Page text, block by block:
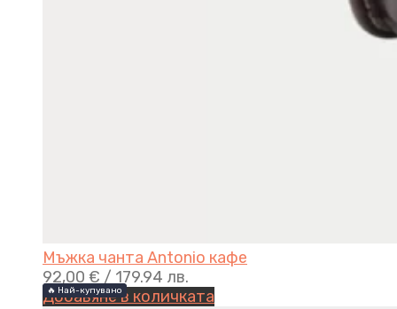
🔥 Най-купувано
Мъжка чанта Antonio кафе
92,00 € / 179.94 лв.
🔥 Най-купувано
Добавяне в количката